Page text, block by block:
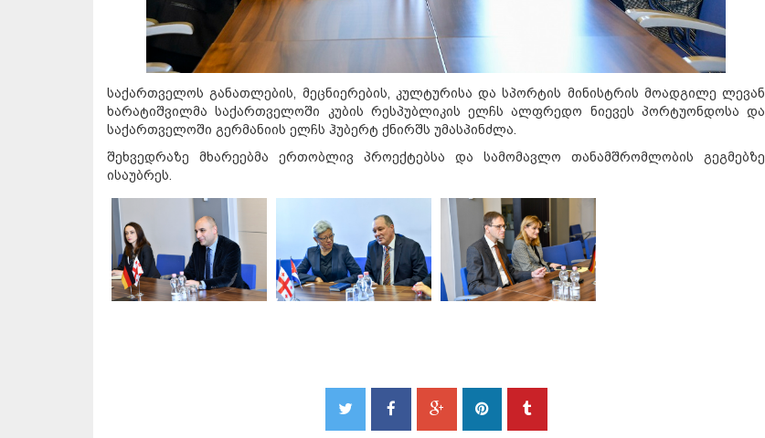
საქართველოს განათლების, მეცნიერების, კულტურისა და სპორტის მინისტრის მოადგილე ლევან
ხარატიშვილმა საქართველოში კუბის რესპუბლიკის ელჩს ალფრედო ნიევეს პორტუონდოსა და
საქართველოში გერმანიის ელჩს ჰუბერტ ქნირშს უმასპინძლა.
შეხვედრაზე მხარეებმა ერთობლივ პროექტებსა და სამომავლო თანამშრომლობის გეგმებზე
ისაუბრეს.